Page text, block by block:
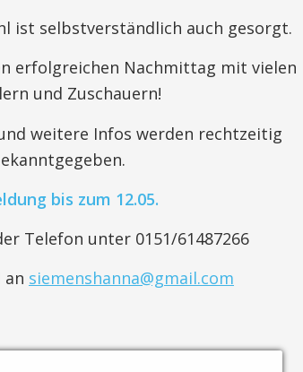
ist selbstverständlich auch gesorgt.
erfolgreichen Nachmittag mit vielen
und Zuschauern!
weitere Infos werden rechtzeitig
bis zum 12.05.
Telefon unter 0151/61487266
an siemenshanna@gmail.com